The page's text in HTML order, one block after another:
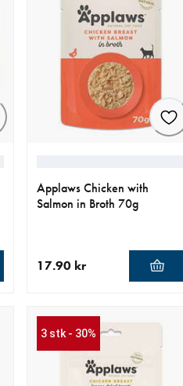
Applaws Chicken with
Salmon in Broth 70g
17.90 kr
3 stk - 30%